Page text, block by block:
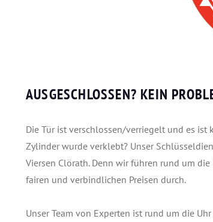
AUSGESCHLOSSEN? KEIN
Die Tür ist verschlossen/verriegelt und es
Zylinder wurde verklebt? Unser
Viersen Clörath. Denn wir führen rund um
fairen und verbindlichen Preisen durch.
Unser Team von Experten ist rund um die